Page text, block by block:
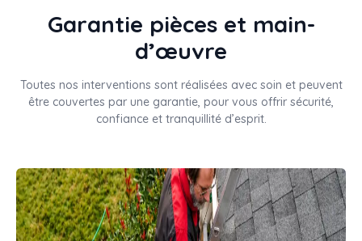
Garantie pièces et main-
d’œuvre
Toutes nos interventions sont réalisées avec soin et peuvent
être couvertes par une garantie, pour vous offrir sécurité,
confiance et tranquillité d’esprit.